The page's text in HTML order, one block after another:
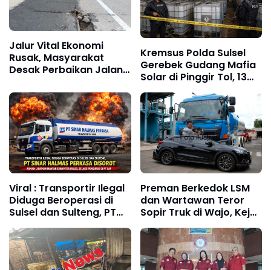
Jalur Vital Ekonomi
Rusak, Masyarakat
Desak Perbaikan Jalan
Barru
Kremsus Polda Sulsel
Gerebek Gudang Mafia
Solar di Pinggir Tol, 13
Diamankan
Viral : Transportir Ilegal
Diduga Beroperasi di
Sulsel dan Sulteng, PT
Sinar Halmas Perkasa
Disorot
Preman Berkedok LSM
dan Wartawan Teror
Sopir Truk di Wajo, Kejar
dan Palang Kendaraan
Lalu Minta Rp3 Juta